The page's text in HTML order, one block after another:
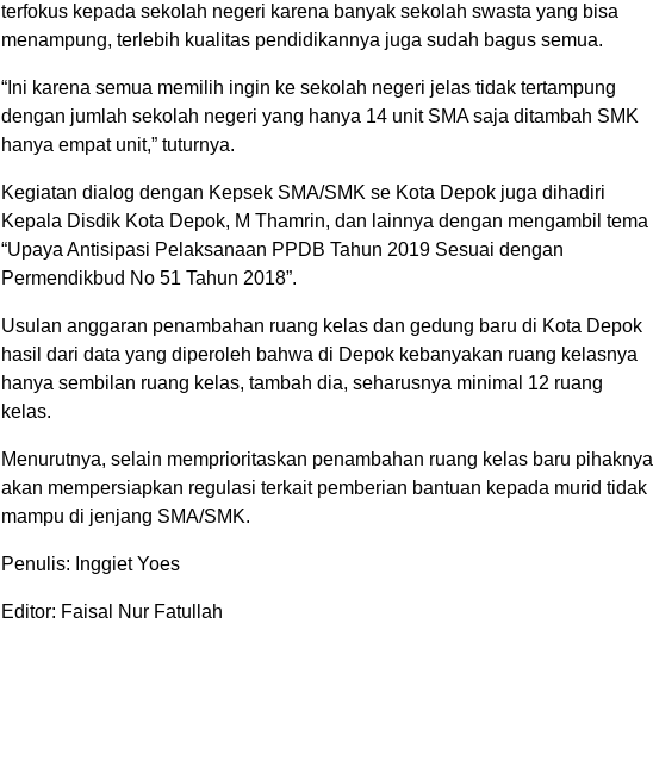
terfokus kepada sekolah negeri karena banyak sekolah swasta yang bisa
menampung, terlebih kualitas pendidikannya juga sudah bagus semua.
“Ini karena semua memilih ingin ke sekolah negeri jelas tidak tertampung
dengan jumlah sekolah negeri yang hanya 14 unit SMA saja ditambah SMK
hanya empat unit,” tuturnya.
Kegiatan dialog dengan Kepsek SMA/SMK se Kota Depok juga dihadiri
Kepala Disdik Kota Depok, M Thamrin, dan lainnya dengan mengambil tema
“Upaya Antisipasi Pelaksanaan PPDB Tahun 2019 Sesuai dengan
Permendikbud No 51 Tahun 2018”.
Usulan anggaran penambahan ruang kelas dan gedung baru di Kota Depok
hasil dari data yang diperoleh bahwa di Depok kebanyakan ruang kelasnya
hanya sembilan ruang kelas, tambah dia, seharusnya minimal 12 ruang
kelas.
Menurutnya, selain memprioritaskan penambahan ruang kelas baru pihaknya
akan mempersiapkan regulasi terkait pemberian bantuan kepada murid tidak
mampu di jenjang SMA/SMK.
Penulis: Inggiet Yoes
Editor: Faisal Nur Fatullah